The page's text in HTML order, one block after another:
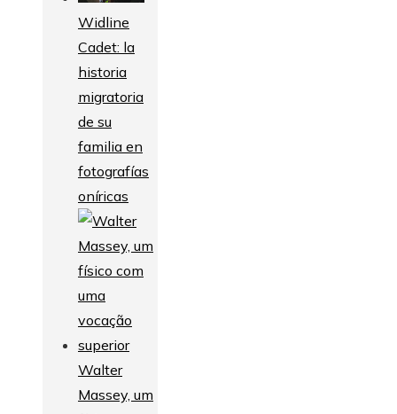
Widline
Cadet: la
historia
migratoria
de su
familia en
fotografías
oníricas
Walter
Massey, um